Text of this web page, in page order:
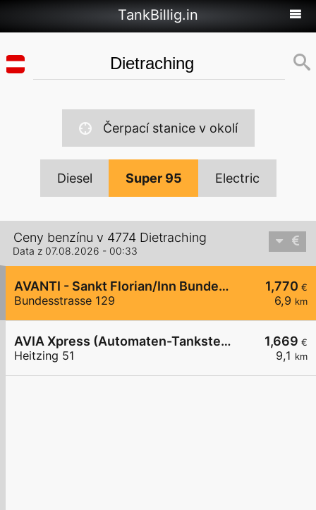
TankBillig.in
Čerpací stanice v okolí
Diesel Super 95 Electric
Ceny benzínu v 4774 Dietraching
Data z 07.08.2026 - 00:33
1,770 €
6,9 km
AVANTI - Sankt Florian/Inn Bundesstraße 129
Bundesstrasse 129
1,669 €
9,1 km
AVIA Xpress (Automaten-Tankstelle)
Heitzing 51